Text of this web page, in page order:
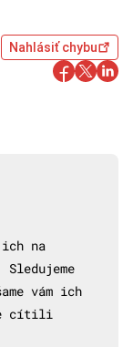
Nahlásiť chybu
ich na
vám ich
cítili